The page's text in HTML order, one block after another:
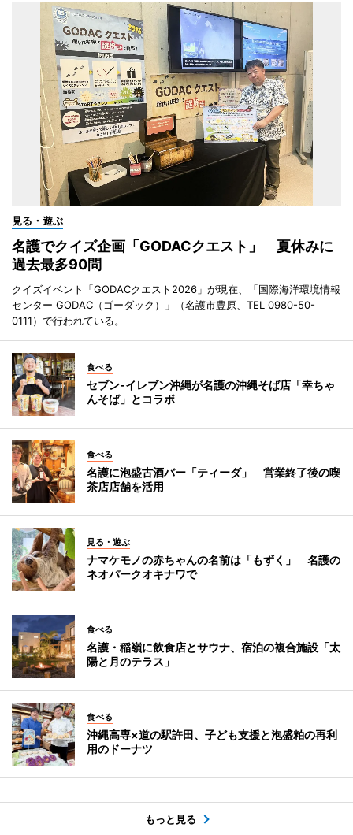
見る・遊ぶ
名護でクイズ企画「GODACクエスト」 夏休みに
過去最多90問
クイズイベント「GODACクエスト2026」が現在、「国際海洋環境情報
センター GODAC（ゴーダック）」（名護市豊原、TEL 0980-50-
0111）で行われている。
食べる
セブン‐イレブン沖縄が名護の沖縄そば店「幸ちゃ
んそば」とコラボ
食べる
名護に泡盛古酒バー「ティーダ」 営業終了後の喫
茶店店舗を活用
見る・遊ぶ
ナマケモノの赤ちゃんの名前は「もずく」 名護の
ネオパークオキナワで
食べる
名護・稲嶺に飲食店とサウナ、宿泊の複合施設「太
陽と月のテラス」
食べる
沖縄高専×道の駅許田、子ども支援と泡盛粕の再利
用のドーナツ
もっと見る